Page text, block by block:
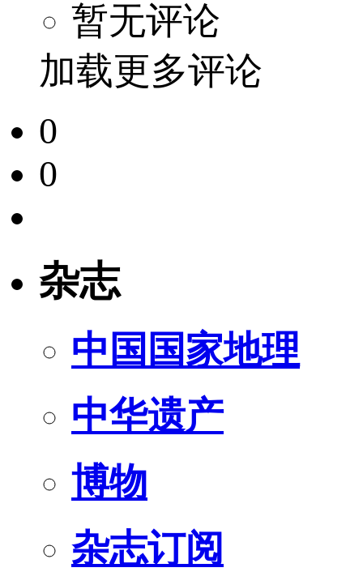
暂无评论
加载更多评论
0
0
杂志
中国国家地理
中华遗产
博物
杂志订阅